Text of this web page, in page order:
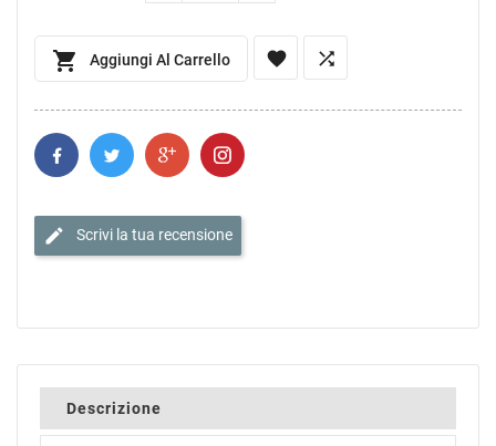
 Aggiungi Al Carrello  
edit Scrivi la tua recensione
Descrizione